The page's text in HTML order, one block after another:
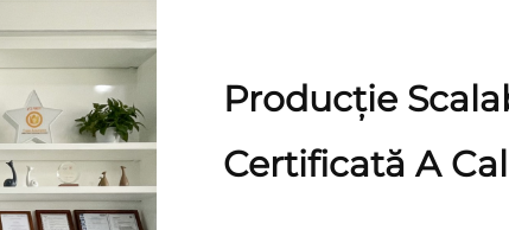
Producție
Certificată A